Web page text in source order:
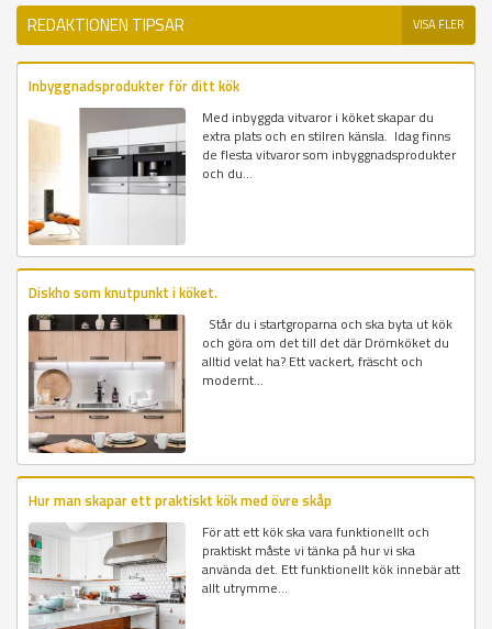
REDAKTIONEN TIPSAR VISA FLER
Inbyggnadsprodukter för ditt kök
Med inbyggda vitvaror i köket skapar du
extra plats och en stilren känsla. Idag finns
de flesta vitvaror som inbyggnadsprodukter
och du...
Diskho som knutpunkt i köket.
Står du i startgroparna och ska byta ut kök
och göra om det till det där Drömköket du
alltid velat ha? Ett vackert, fräscht och
modernt...
Hur man skapar ett praktiskt kök med övre skåp
För att ett kök ska vara funktionellt och
praktiskt måste vi tänka på hur vi ska
använda det. Ett funktionellt kök innebär att
allt utrymme...